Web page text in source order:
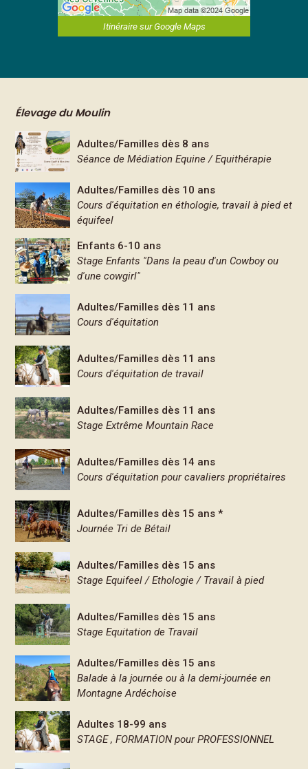
Itinéraire sur Google Maps
Élevage du Moulin
Adultes/Familles dès 8 ans
Séance de Médiation Equine / Equithérapie
Adultes/Familles dès 10 ans
Cours d'équitation en éthologie, travail à pied et
équifeel
Enfants 6-10 ans
Stage Enfants "Dans la peau d'un Cowboy ou
d'une cowgirl"
Adultes/Familles dès 11 ans
Cours d'équitation
Adultes/Familles dès 11 ans
Cours d'équitation de travail
Adultes/Familles dès 11 ans
Stage Extrême Mountain Race
Adultes/Familles dès 14 ans
Cours d'équitation pour cavaliers propriétaires
Adultes/Familles dès 15 ans *
Journée Tri de Bétail
Adultes/Familles dès 15 ans
Stage Equifeel / Ethologie / Travail à pied
Adultes/Familles dès 15 ans
Stage Equitation de Travail
Adultes/Familles dès 15 ans
Balade à la journée ou à la demi-journée en
Montagne Ardéchoise
Adultes 18-99 ans
STAGE , FORMATION pour PROFESSIONNEL